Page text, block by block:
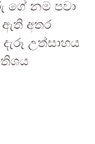
ගේ නම පවා
අතර
උත්සාහය